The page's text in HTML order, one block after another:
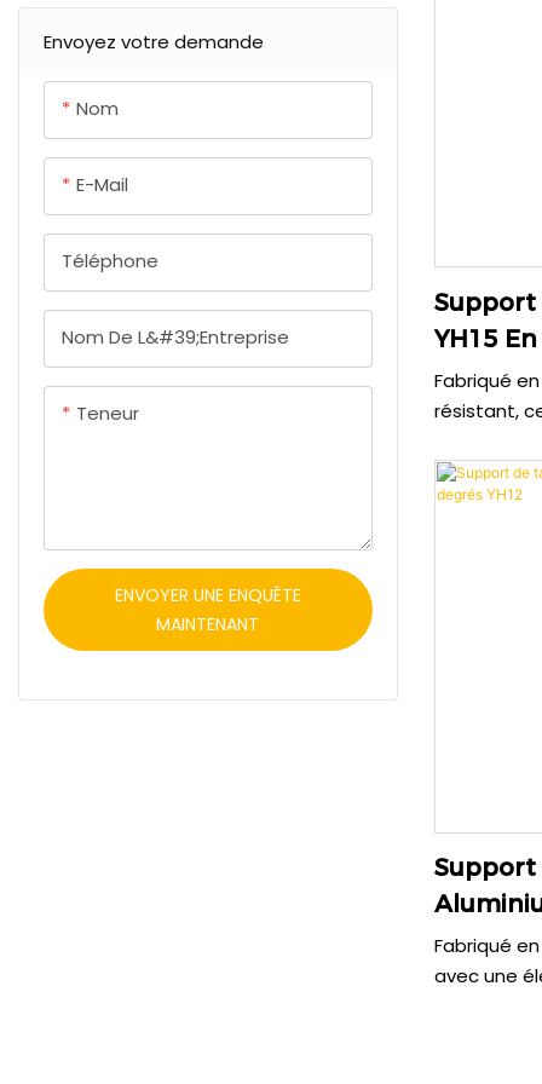
Adaptateur universel
Alimentation électrique
extérieure
aluminium
Envoyez votre demande
Nom
E-Mail
Téléphone
Nom De L&#39;entreprise
Teneur
ENVOYER UNE ENQUÊTE
MAINTENANT
Support
YH15 En
Fabriqué
résistant,
roulements
Base
robuste :
Support
Degrés
Fabriqué
avec une